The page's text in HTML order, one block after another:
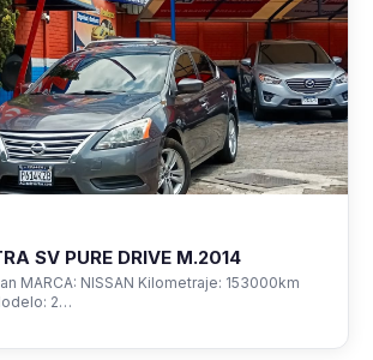
SV PURE DRIVE M.2014
MARCA: NISSAN Kilometraje: 153000km
2…